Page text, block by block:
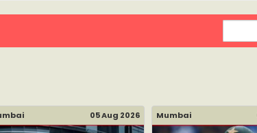
05 Aug 2026 Mumbai